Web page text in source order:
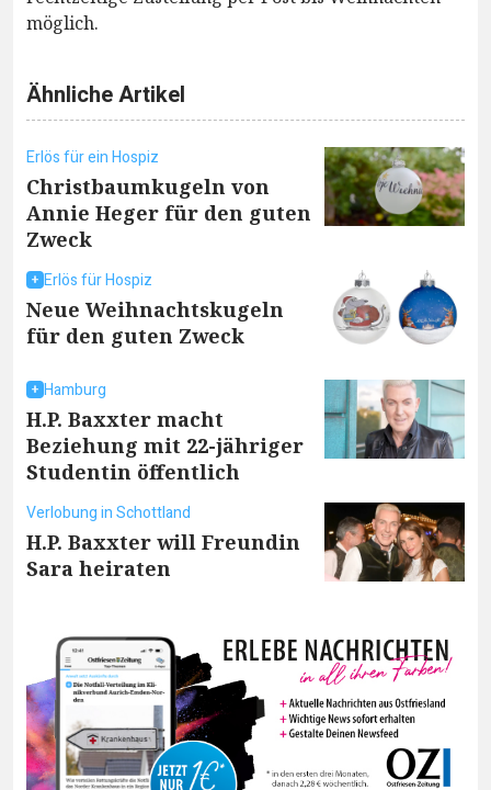
möglich.
Ähnliche Artikel
Erlös für ein Hospiz
Christbaumkugeln von
Annie Heger für den guten
Zweck
Erlös für Hospiz
Neue Weihnachtskugeln
für den guten Zweck
Hamburg
H.P. Baxxter macht
Beziehung mit 22-jähriger
Studentin öffentlich
Verlobung in Schottland
H.P. Baxxter will Freundin
Sara heiraten